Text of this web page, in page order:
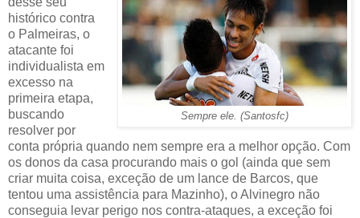
Sempre ele. (Santosfc)
histórico contra
o Palmeiras, o
atacante foi
individualista em
excesso na
primeira etapa,
buscando
resolver por
conta própria quando nem sempre era a melhor opção. Com
os donos da casa procurando mais o gol (ainda que sem
criar muita coisa, exceção de um lance de Barcos, que
tentou uma assistência para Mazinho), o Alvinegro não
conseguia levar perigo nos contra-ataques, a exceção foi